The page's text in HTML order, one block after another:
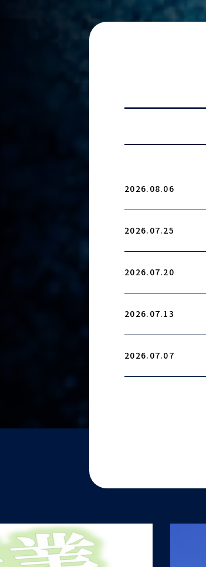
2026.08.06
2026.07.25
2026.07.20
2026.07.13
2026.07.07